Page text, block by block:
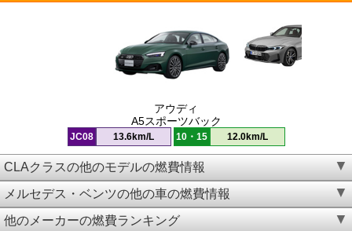
アウディ
A5スポーツバック
JC08 13.6km/L 10・15 12.0km/L
CLAクラスの他のモデルの燃費情報
メルセデス・ベンツの他の車の燃費情報
他のメーカーの燃費ランキング